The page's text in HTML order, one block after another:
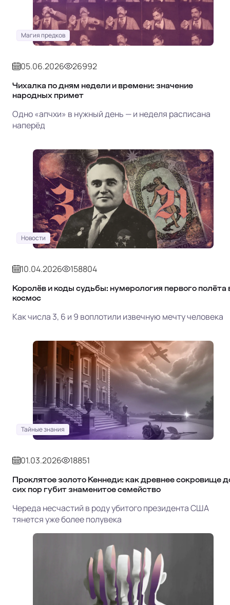
Магия предков
05.06.2026 26992
Чихалка по дням недели и времени: значение
народных примет
Одно «апчхи» в нужный день — и неделя расписана
наперёд
Новости
10.04.2026 158804
Королёв и коды судьбы: нумерология первого полёта
космос
Как числа 3, 6 и 9 воплотили извечную мечту человека
Тайные знания
01.03.2026 18851
Проклятое золото Кеннеди: как древнее сокровище
сих пор губит знаменитое семейство
Череда несчастий в роду убитого президента США
тянется уже более полувека